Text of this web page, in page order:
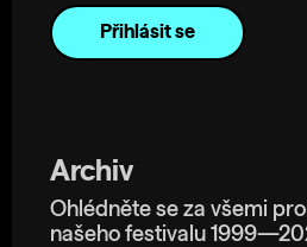
Archiv
Ohlédněte se za všemi
našeho festivalu